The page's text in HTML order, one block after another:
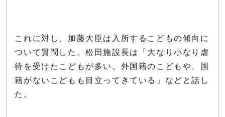
これに対し、加藤大臣は入所するこどもの傾向に
ついて質問した。松田施設長は「大なり小なり虐
待を受けたこどもが多い。外国籍のこどもや、国
籍がないこどもも目立ってきている」などと話し
た。